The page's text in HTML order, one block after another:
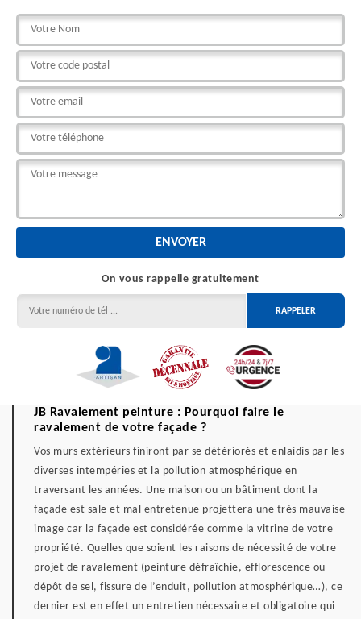
On vous rappelle gratuitement
JB Ravalement peinture : Pourquoi faire le
ravalement de votre façade ?
Vos murs extérieurs finiront par se détériorés et enlaidis par les
diverses intempéries et la pollution atmosphérique en
traversant les années. Une maison ou un bâtiment dont la
façade est sale et mal entretenue projettera une très mauvaise
image car la façade est considérée comme la vitrine de votre
propriété. Quelles que soient les raisons de nécessité de votre
projet de ravalement (peinture défraîchie, efflorescence ou
dépôt de sel, fissure de l’enduit, pollution atmosphérique…), ce
dernier est en effet un entretien nécessaire et obligatoire qui